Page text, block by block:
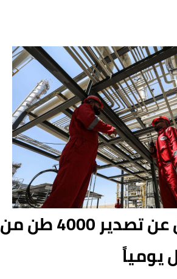
النفط تعلن عن تصدير 4000 طن من
يومياً